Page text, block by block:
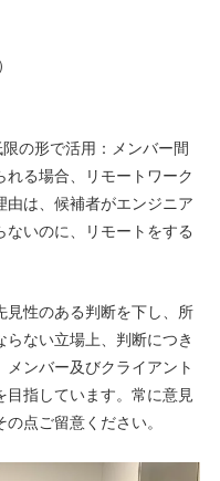
の形で活用：メンバー間
る場合、リモートワーク
由は、候補者がエンジニア
いのに、リモートをする
見性のある判断を下し、所
ない立場上、判断につき
ンバー及びクライアント
目指しています。常に意見
点ご留意ください。